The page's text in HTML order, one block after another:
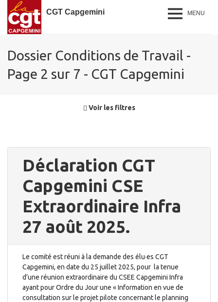
CGT Capgemini MENU
Dossier Conditions de Travail -
Page 2 sur 7 - CGT Capgemini
Voir les filtres
Déclaration CGT
Capgemini CSE
Extraordinaire Infra
27 août 2025.
Le comité est réuni à la demande des élu·es CGT
Capgemini, en date du 25 juillet 2025, pour la tenue
d’une réunion extraordinaire du CSEE Capgemini Infra
ayant pour Ordre du Jour une « Information en vue de
consultation sur le projet pilote concernant le planning